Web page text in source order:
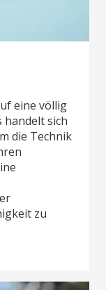
eine völlig
handelt sich
die Technik
zu